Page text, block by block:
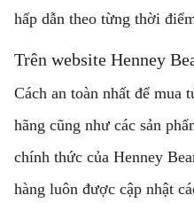
hấp dẫn theo từng thời
Trên website Henney
Cách an toàn nhất để mua
hãng cũng như các sản
chính thức của Henney
hàng luôn được cập nhật